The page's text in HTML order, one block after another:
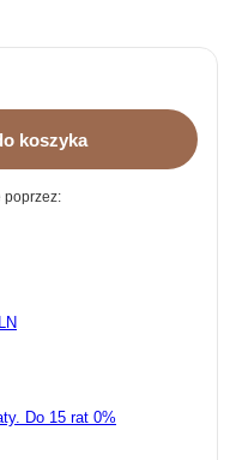
koszyka
poprzez: